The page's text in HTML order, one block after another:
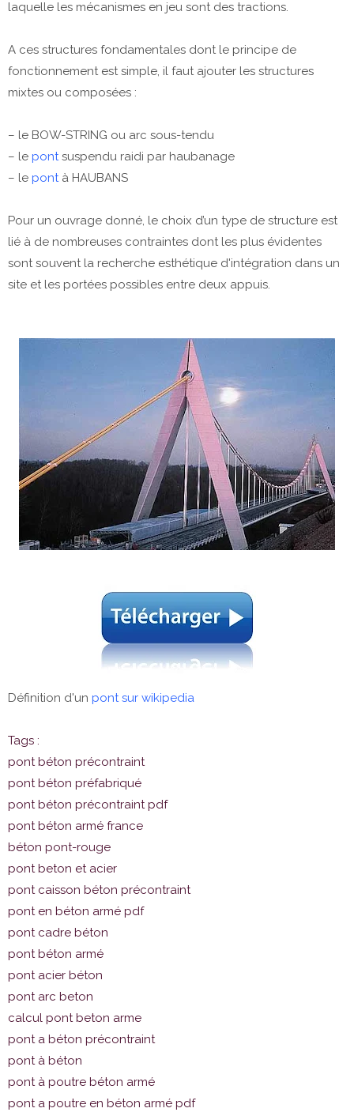
laquelle les mécanismes en jeu sont des tractions.
A ces structures fondamentales dont le principe de
fonctionnement est simple, il faut ajouter les structures
mixtes ou composées :
– le BOW-STRING ou arc sous-tendu
– le pontsuspendu raidi par haubanage
– le pontà HAUBANS
Pour un ouvrage donné, le choix d’un type de structure est
lié à de nombreuses contraintes dont les plus évidentes
sont souvent la recherche esthétique d'intégration dans un
site et les portées possibles entre deux appuis.
Définition d'un pont sur wikipedia
Tags :
pont béton précontraint
pont béton préfabriqué
pont béton précontraint pdf
pont béton armé france
béton pont-rouge
pont beton et acier
pont caisson béton précontraint
pont en béton armé pdf
pont cadre béton
pont béton armé
pont acier béton
pont arc beton
calcul pont beton arme
pont a béton précontraint
pont à béton
pont à poutre béton armé
pont a poutre en béton armé pdf